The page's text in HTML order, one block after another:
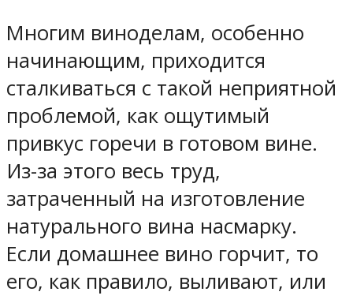
Многим виноделам, особенно
начинающим, приходится
сталкиваться с такой неприятной
проблемой, как ощутимый
привкус горечи в готовом вине.
Из-за этого весь труд,
затраченный на изготовление
натурального вина насмарку.
Если домашнее вино горчит, то
его, как правило, выливают, или